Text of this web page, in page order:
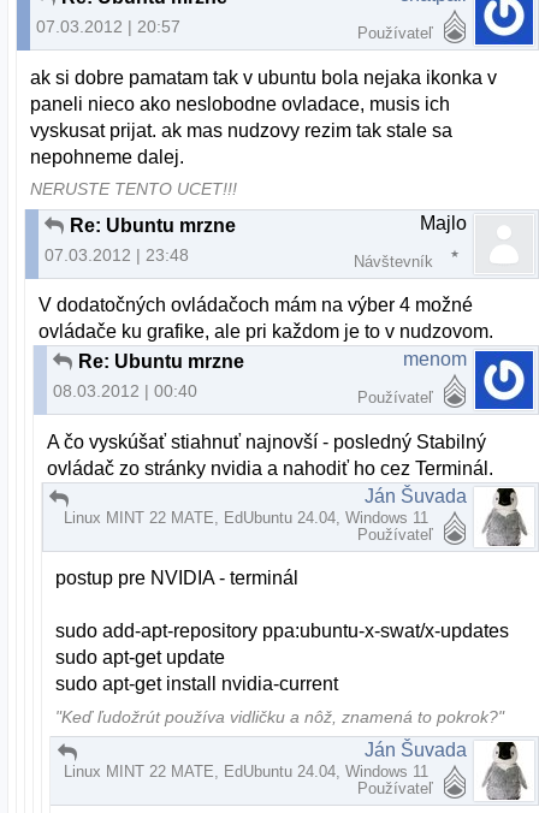
07.03.2012 | 20:57 Používateľ
ak si dobre pamatam tak v ubuntu bola nejaka ikonka v
paneli nieco ako neslobodne ovladace, musis ich
vyskusat prijat. ak mas nudzovy rezim tak stale sa
nepohneme dalej.
NERUSTE TENTO UCET!!!
Re: Ubuntu mrzne
07.03.2012 | 23:48
Majlo
Návštevník
V dodatočných ovládačoch mám na výber 4 možné
ovládače ku grafike, ale pri každom je to v nudzovom.
Re: Ubuntu mrzne
08.03.2012 | 00:40
menom
Používateľ
A čo vyskúšať stiahnuť najnovší - posledný Stabilný
ovládač zo stránky nvidia a nahodiť ho cez Terminál.
08.03.2012 | 17:30
Ján Šuvada
Linux MINT 22 MATE, EdUbuntu 24.04, Windows 11
Používateľ
postup pre NVIDIA - terminál
sudo add-apt-repository ppa:ubuntu-x-swat/x-updates
sudo apt-get update
sudo apt-get install nvidia-current
"Keď ľudožrút používa vidličku a nôž, znamená to pokrok?"
08.03.2012 | 17:31
Ján Šuvada
Linux MINT 22 MATE, EdUbuntu 24.04, Windows 11
Používateľ